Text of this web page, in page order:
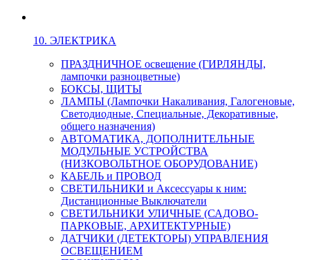
10. ЭЛЕКТРИКА
ПРАЗДНИЧНОЕ освещение (ГИРЛЯНДЫ,
лампочки разноцветные)
БОКСЫ, ЩИТЫ
ЛАМПЫ (Лампочки Накаливания, Галогеновые,
Светодиодные, Специальные, Декоративные,
общего назначения)
АВТОМАТИКА, ДОПОЛНИТЕЛЬНЫЕ
МОДУЛЬНЫЕ УСТРОЙСТВА
(НИЗКОВОЛЬТНОЕ ОБОРУДОВАНИЕ)
КАБЕЛЬ и ПРОВОД
СВЕТИЛЬНИКИ и Аксессуары к ним:
Дистанционные Выключатели
СВЕТИЛЬНИКИ УЛИЧНЫЕ (САДОВО-
ПАРКОВЫЕ, АРХИТЕКТУРНЫЕ)
ДАТЧИКИ (ДЕТЕКТОРЫ) УПРАВЛЕНИЯ
ОСВЕЩЕНИЕМ